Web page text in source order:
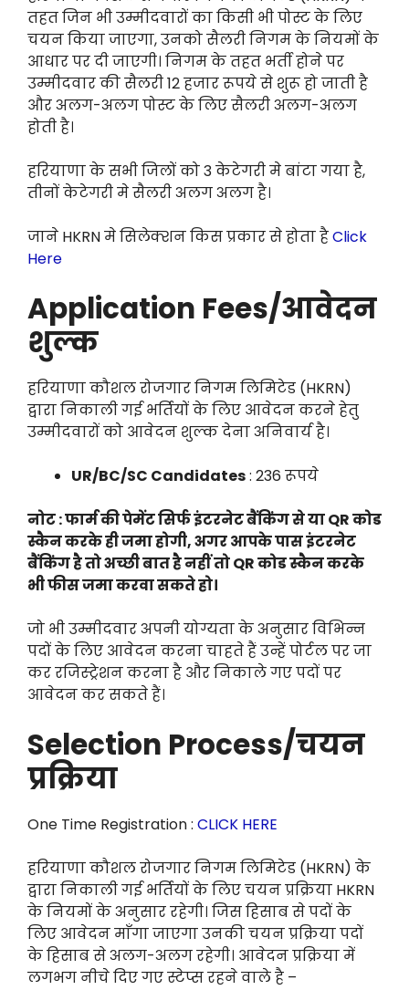
तहत जिन भी उम्मीदवारों का किसी भी पोस्ट के लिए
चयन किया जाएगा, उनको सैलरी निगम के नियमों के
आधार पर दी जाएगी। निगम के तहत भर्ती होने पर
उम्मीदवार की सैलरी 12 हजार रूपये से शुरू हो जाती है
और अलग-अलग पोस्ट के लिए सैलरी अलग-अलग
होती है।
हरियाणा के सभी जिलों को 3 केटेगरी मे बांटा गया है,
तीनों केटेगरी मे सैलरी अलग अलग है।
जाने HKRN मे सिलेक्शन किस प्रकार से होता हैClick
Here
Application Fees/आवेदन
शुल्क
हरियाणा कौशल रोजगार निगम लिमिटेड (HKRN)
द्वारा निकाली गई भर्तियों के लिए आवेदन करने हेतु
उम्मीदवारों को आवेदन शुल्क देना अनिवार्य है।
UR/BC/SC Candidates: 236 रूपये
नोट : फार्म की पेमेंट सिर्फ इंटरनेट बैंकिंग से या QR कोड
स्कैन करके ही जमा होगी, अगर आपके पास इंटरनेट
बैंकिंग है तो अच्छी बात है नहीं तो QR कोड स्कैन करके
भी फीस जमा करवा सकते हो।
जो भी उम्मीदवार अपनी योग्यता के अनुसार विभिन्न
पदों के लिए आवेदन करना चाहते हैं उन्हें पोर्टल पर जा
कर रजिस्ट्रेशन करना है और निकाले गए पदों पर
आवेदन कर सकते हैं।
Selection Process/चयन
प्रक्रिया
One Time Registration : CLICK HERE
हरियाणा कौशल रोजगार निगम लिमिटेड (HKRN) के
द्वारा निकाली गई भर्तियों के लिए चयन प्रक्रिया HKRN
के नियमों के अनुसार रहेगी। जिस हिसाब से पदों के
लिए आवेदन माँगा जाएगा उनकी चयन प्रक्रिया पदों
के हिसाब से अलग-अलग रहेगी। आवेदन प्रक्रिया में
लगभग नीचे दिए गए स्टेप्स रहने वाले है –